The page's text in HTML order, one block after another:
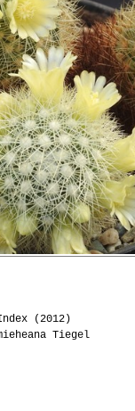
(2012)
Tiegel